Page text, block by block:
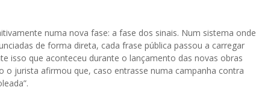
numa nova fase: a fase dos sinais. Num sistema onde
de forma direta, cada frase pública passou a carregar
isso que aconteceu durante o lançamento das novas obras
o jurista afirmou que, caso entrasse numa campanha contra